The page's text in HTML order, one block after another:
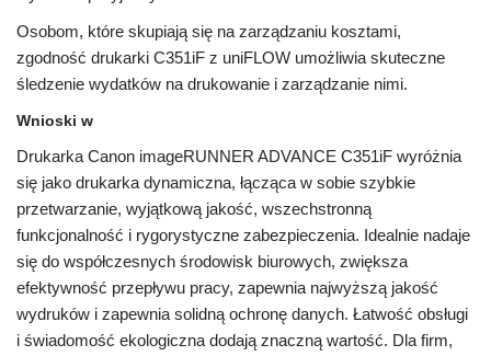
Osobom, które skupiają się na zarządzaniu kosztami,
zgodność drukarki C351iF z uniFLOW umożliwia skuteczne
śledzenie wydatków na drukowanie i zarządzanie nimi.
Wnioski w
Drukarka Canon imageRUNNER ADVANCE C351iF wyróżnia
się jako drukarka dynamiczna, łącząca w sobie szybkie
przetwarzanie, wyjątkową jakość, wszechstronną
funkcjonalność i rygorystyczne zabezpieczenia. Idealnie nadaje
się do współczesnych środowisk biurowych, zwiększa
efektywność przepływu pracy, zapewnia najwyższą jakość
wydruków i zapewnia solidną ochronę danych. Łatwość obsługi
i świadomość ekologiczna dodają znaczną wartość. Dla firm,